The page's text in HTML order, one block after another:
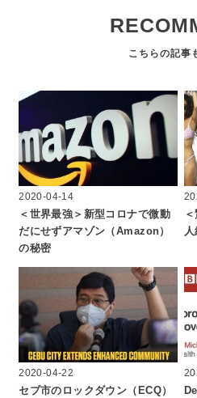
2020-04-14
＜世界最強＞新型コロナで微動
だにせずアマゾン（Amazon）
の秘密
2020-04-22
セブ市のロックダウン（ECQ）